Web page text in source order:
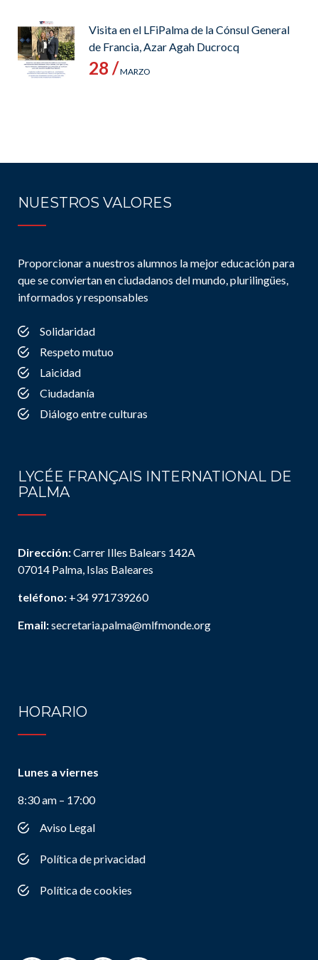
Visita en el LFiPalma de la Cónsul General
de Francia, Azar Agah Ducrocq
28 /MARZO
NUESTROS VALORES
Proporcionar a nuestros alumnos la mejor educación para
que se conviertan en ciudadanos del mundo, plurilingües,
informados y responsables
Solidaridad
Respeto mutuo
Laicidad
Ciudadanía
Diálogo entre culturas
LYCÉE FRANÇAIS INTERNATIONAL DE
PALMA
Dirección:Carrer Illes Balears 142A
07014 Palma, Islas Baleares
teléfono: +34 971739260
Email:secretaria.palma@mlfmonde.org
HORARIO
Lunes a viernes
8:30 am – 17:00
Aviso Legal
Política de privacidad
Política de cookies